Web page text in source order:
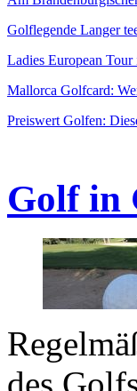
Golflegende Langer
Ladies European
Mallorca Golfcard:
Preiswert Golfen:
Golf in